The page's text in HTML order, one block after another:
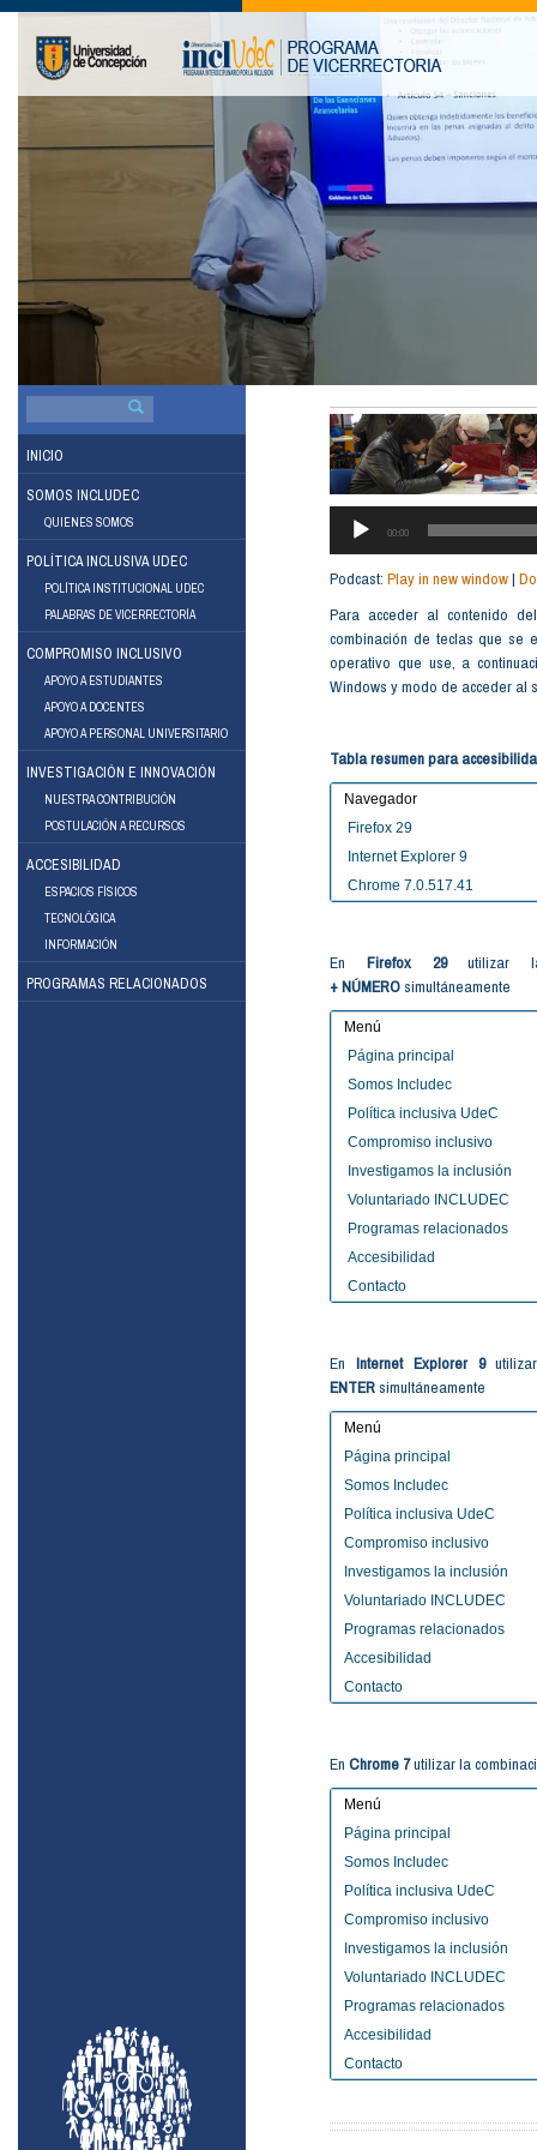
BUSCAR
INICIO
SOMOS INCLUDEC
QUIENES SOMOS
POLÍTICA INCLUSIVA UDEC
POLÍTICA INSTITUCIONAL UDEC
PALABRAS DE VICERRECTORÍA
COMPROMISO INCLUSIVO
APOYO A ESTUDIANTES
APOYO A DOCENTES
APOYO A PERSONAL UNIVERSITARIO
INVESTIGACIÓN E INNOVACIÓN
NUESTRA CONTRIBUCIÓN
POSTULACIÓN A RECURSOS
ACCESIBILIDAD
ESPACIOS FÍSICOS
TECNOLÓGICA
INFORMACIÓN
PROGRAMAS RELACIONADOS
00:00
Podcast: Play in new window|
Para acceder al contenido
combinación de teclas que se
operativo que use, a
Windows y modo de acceder al
Tabla resumen para
Navegador
Firefox 29
Internet Explorer 9
Chrome 7.0.517.41
En Firefox 29utilizar la
+ NÚMEROsimultáneamente
Menú
Página principal
Somos Includec
Política inclusiva UdeC
Compromiso inclusivo
Investigamos la inclusión
Voluntariado INCLUDEC
Programas relacionados
Accesibilidad
Contacto
En Internet Explorer 9
ENTERsimultáneamente
Menú
Página principal
Somos Includec
Política inclusiva UdeC
Compromiso inclusivo
Investigamos la inclusión
Voluntariado INCLUDEC
Programas relacionados
Accesibilidad
Contacto
En Chrome 7utilizar la
Menú
Página principal
Somos Includec
Política inclusiva UdeC
Compromiso inclusivo
Investigamos la inclusión
Voluntariado INCLUDEC
Programas relacionados
Accesibilidad
Contacto
Instagram